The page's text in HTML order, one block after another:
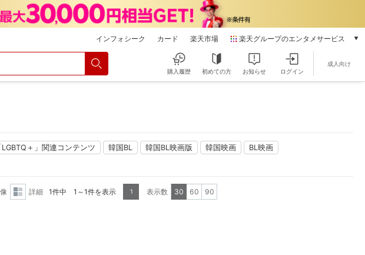
インフォシーク カード 楽天市場 楽天グループのエンタメサービス
本/ゲーム/CD/DVD
雑誌読み放題
楽天マガジン
動画配信
購入履歴 初めての方 お知らせ ログイン
成人向け
＋」関連コンテンツ 韓国BL 韓国BL映画版 韓国映画
BL映画
詳細 1件中 1～1件を表示 1 表示数 30 60 90